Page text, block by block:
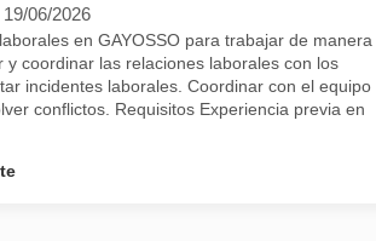
19/06/2026
en GAYOSSO para trabajar de manera
y coordinar las relaciones laborales con los
incidentes laborales. Coordinar con el equipo
conflictos. Requisitos Experiencia previa en